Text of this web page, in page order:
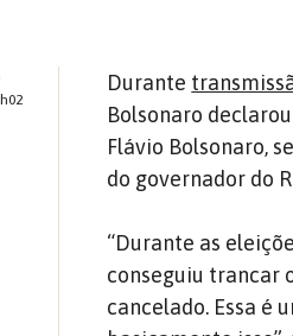
Durante
Bolsonaro
Flávio Bolsonaro,
do governador do
“Durante as
conseguiu trancar
cancelado. Essa é